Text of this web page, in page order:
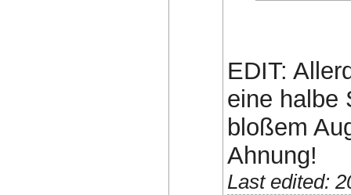
EDIT:
eine halbe
bloßem
Ahnung!
Last edited: